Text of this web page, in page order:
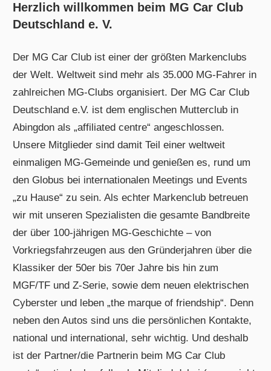
Herzlich willkommen beim MG Car Club
Deutschland e. V.
Der MG Car Club ist einer der größten Markenclubs
der Welt. Weltweit sind mehr als 35.000 MG-Fahrer in
zahlreichen MG-Clubs organisiert. Der MG Car Club
Deutschland e.V. ist dem englischen Mutterclub in
Abingdon als „affiliated centre“ angeschlossen.
Unsere Mitglieder sind damit Teil einer weltweit
einmaligen MG-Gemeinde und genießen es, rund um
den Globus bei internationalen Meetings und Events
„zu Hause“ zu sein. Als echter Markenclub betreuen
wir mit unseren Spezialisten die gesamte Bandbreite
der über 100-jährigen MG-Geschichte – von
Vorkriegsfahrzeugen aus den Gründerjahren über die
Klassiker der 50er bis 70er Jahre bis hin zum
MGF/TF und Z-Serie, sowie dem neuen elektrischen
Cyberster und leben „the marque of friendship“. Denn
neben den Autos sind uns die persönlichen Kontakte,
national und international, sehr wichtig. Und deshalb
ist der Partner/die Partnerin beim MG Car Club